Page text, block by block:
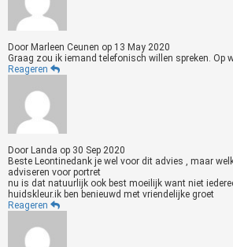
Door Marleen Ceunen op 13 May 2020
Graag zou ik iemand telefonisch willen spreken. Op
Reageren
Door Landa op 30 Sep 2020
Beste Leontinedank je wel voor dit advies , maar
adviseren voor portret
nu is dat natuurlijk ook best moeilijk want niet
huidskleur.ik ben benieuwd met vriendelijke groet
Reageren